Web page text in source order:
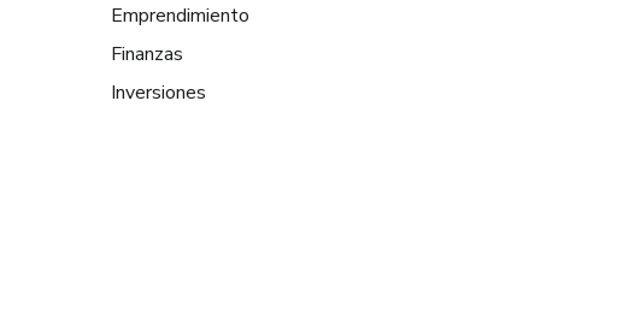
Emprendimiento
Finanzas
Inversiones